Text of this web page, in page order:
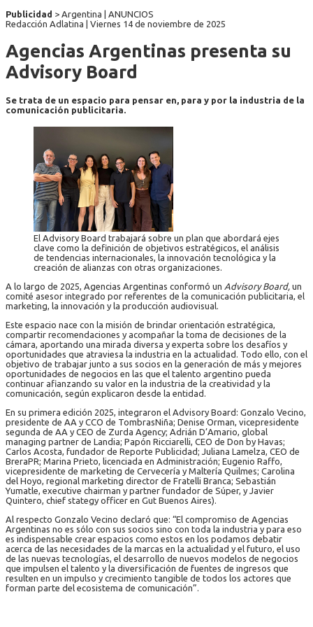
Publicidad > Argentina | ANUNCIOS
Redacción Adlatina | Viernes 14 de noviembre de 2025
Agencias Argentinas presenta su
Advisory Board
Se trata de un espacio para pensar en, para y por la industria de la
comunicación publicitaria.
El Advisory Board trabajará sobre un plan que abordará ejes
clave como la definición de objetivos estratégicos, el análisis
de tendencias internacionales, la innovación tecnológica y la
creación de alianzas con otras organizaciones.
A lo largo de 2025, Agencias Argentinas conformó un Advisory Board, un
comité asesor integrado por referentes de la comunicación publicitaria, el
marketing, la innovación y la producción audiovisual.
Este espacio nace con la misión de brindar orientación estratégica,
compartir recomendaciones y acompañar la toma de decisiones de la
cámara, aportando una mirada diversa y experta sobre los desafíos y
oportunidades que atraviesa la industria en la actualidad. Todo ello, con el
objetivo de trabajar junto a sus socios en la generación de más y mejores
oportunidades de negocios en las que el talento argentino pueda
continuar afianzando su valor en la industria de la creatividad y la
comunicación, según explicaron desde la entidad.
En su primera edición 2025, integraron el Advisory Board: Gonzalo Vecino,
presidente de AA y CCO de TombrasNiña; Denise Orman, vicepresidente
segunda de AA y CEO de Zurda Agency; Adrián D’Amario, global
managing partner de Landia; Papón Ricciarelli, CEO de Don by Havas;
Carlos Acosta, fundador de Reporte Publicidad; Juliana Lamelza, CEO de
BreraPR; Marina Prieto, licenciada en Administración; Eugenio Raffo,
vicepresidente de marketing de Cervecería y Maltería Quilmes; Carolina
del Hoyo, regional marketing director de Fratelli Branca; Sebastián
Yumatle, executive chairman y partner fundador de Súper, y Javier
Quintero, chief stategy officer en Gut Buenos Aires).
Al respecto Gonzalo Vecino declaró que: “El compromiso de Agencias
Argentinas no es sólo con sus socios sino con toda la industria y para eso
es indispensable crear espacios como estos en los podamos debatir
acerca de las necesidades de la marcas en la actualidad y el futuro, el uso
de las nuevas tecnologías, el desarrollo de nuevos modelos de negocios
que impulsen el talento y la diversificación de fuentes de ingresos que
resulten en un impulso y crecimiento tangible de todos los actores que
forman parte del ecosistema de comunicación”.